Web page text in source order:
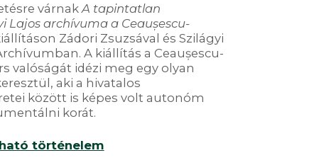
várnak A tapintatlan
Lajos archívuma a Ceaușescu-
Zádori Zsuzsával és Szilágyi
A kiállítás a Ceaușescu-
valóságát idézi meg egy olyan
aki a hivatalos
között is képes volt autonóm
korát.
történelem